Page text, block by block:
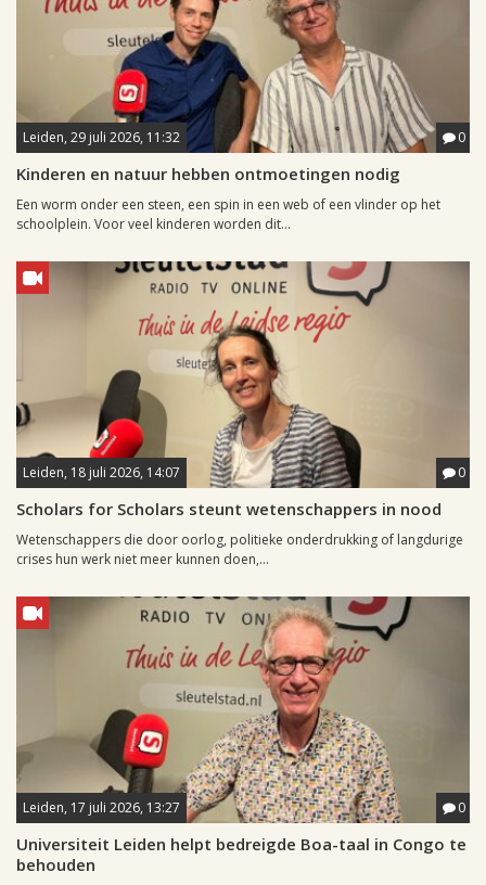
Leiden, 29 juli 2026, 11:32 0
Kinderen en natuur hebben ontmoetingen nodig
Een worm onder een steen, een spin in een web of een vlinder op het
schoolplein. Voor veel kinderen worden dit...
Leiden, 18 juli 2026, 14:07 0
Scholars for Scholars steunt wetenschappers in nood
Wetenschappers die door oorlog, politieke onderdrukking of langdurige
crises hun werk niet meer kunnen doen,...
Leiden, 17 juli 2026, 13:27 0
Universiteit Leiden helpt bedreigde Boa-taal in Congo te
behouden